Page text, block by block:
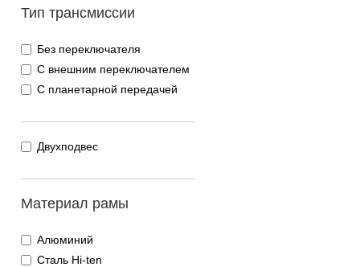
Тип трансмиссии
Без переключателя
С внешним переключателем
С планетарной передачей
Двухподвес
Материал рамы
Алюминий
Сталь Hi-ten